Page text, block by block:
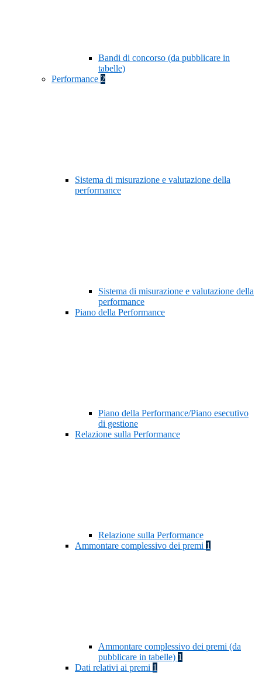
Bandi di concorso (da pubblicare in
tabelle)
Performance 2
Sistema di misurazione e valutazione della
performance
Sistema di misurazione e valutazione della
performance
Piano della Performance
Piano della Performance/Piano esecutivo
di gestione
Relazione sulla Performance
Relazione sulla Performance
Ammontare complessivo dei premi 1
Ammontare complessivo dei premi (da
pubblicare in tabelle) 1
Dati relativi ai premi 1